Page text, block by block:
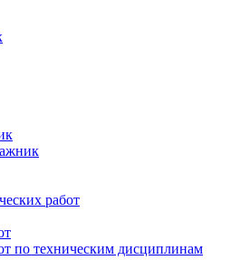
работ
по техническим дисциплинам